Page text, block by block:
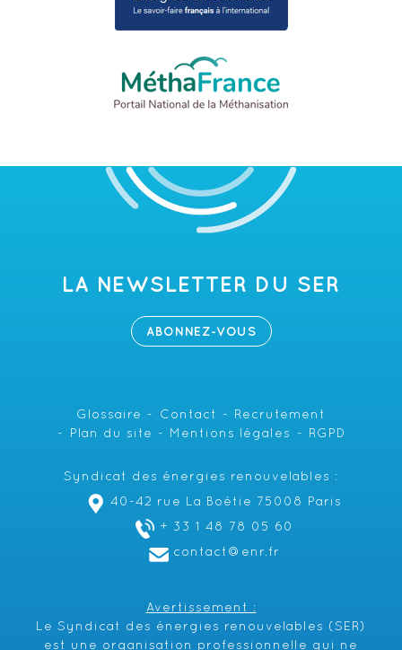
LA NEWSLETTER DU SER
ABONNEZ-VOUS
Glossaire Contact
Recrutement
Plan du site
Mentions légales RGPD
Syndicat des énergies renouvelables :
40-42 rue La Boétie 75008 Paris
+ 33 1 48 78 05 60
contact@enr.fr
Avertissement :
Le Syndicat des énergies renouvelables (SER)
est une organisation professionnelle qui ne